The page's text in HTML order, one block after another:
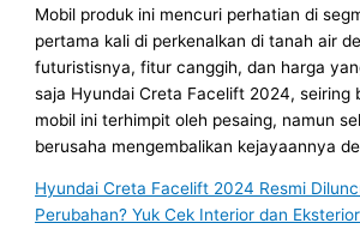
Mobil produk ini mencuri perhatian di
pertama kali di perkenalkan di tanah air
futuristisnya, fitur canggih, dan harga
saja Hyundai Creta Facelift 2024, seiring
mobil ini terhimpit oleh pesaing, namun
berusaha mengembalikan kejayaannya
Hyundai Creta Facelift 2024 Resmi
Perubahan? Yuk Cek Interior dan